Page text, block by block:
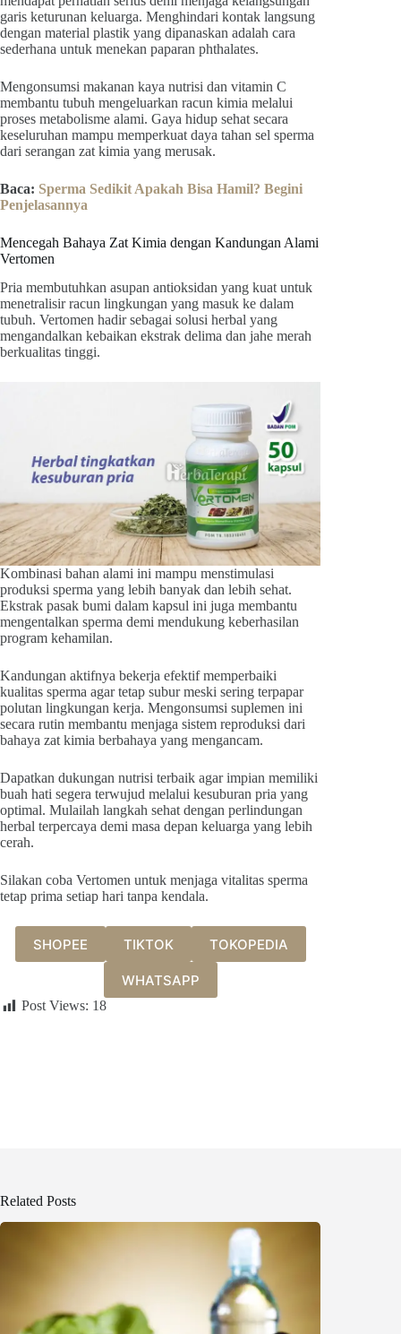
garis keturunan keluarga. Menghindari kontak langsung
dengan material plastik yang dipanaskan adalah cara
sederhana untuk menekan paparan phthalates.
Mengonsumsi makanan kaya nutrisi dan vitamin C
membantu tubuh mengeluarkan racun kimia melalui
proses metabolisme alami. Gaya hidup sehat secara
keseluruhan mampu memperkuat daya tahan sel sperma
dari serangan zat kimia yang merusak.
Baca: Sperma Sedikit Apakah Bisa Hamil? Begini
Penjelasannya
Mencegah Bahaya Zat Kimia dengan Kandungan Alami
Vertomen
Pria membutuhkan asupan antioksidan yang kuat untuk
menetralisir racun lingkungan yang masuk ke dalam
tubuh. Vertomen hadir sebagai solusi herbal yang
mengandalkan kebaikan ekstrak delima dan jahe merah
berkualitas tinggi.
Kombinasi bahan alami ini mampu menstimulasi
produksi sperma yang lebih banyak dan lebih sehat.
Ekstrak pasak bumi dalam kapsul ini juga membantu
mengentalkan sperma demi mendukung keberhasilan
program kehamilan.
Kandungan aktifnya bekerja efektif memperbaiki
kualitas sperma agar tetap subur meski sering terpapar
polutan lingkungan kerja. Mengonsumsi suplemen ini
secara rutin membantu menjaga sistem reproduksi dari
bahaya zat kimia berbahaya yang mengancam.
Dapatkan dukungan nutrisi terbaik agar impian memiliki
buah hati segera terwujud melalui kesuburan pria yang
optimal. Mulailah langkah sehat dengan perlindungan
herbal terpercaya demi masa depan keluarga yang lebih
cerah.
Silakan coba Vertomen untuk menjaga vitalitas sperma
tetap prima setiap hari tanpa kendala.
SHOPEE TIKTOK TOKOPEDIA
WHATSAPP
Post Views: 18
Related Posts